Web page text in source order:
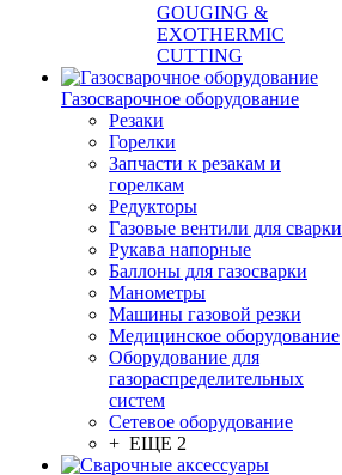
GOUGING &
EXOTHERMIC
CUTTING
Газосварочное оборудование
Резаки
Горелки
Запчасти к резакам и
горелкам
Редукторы
Газовые вентили для сварки
Рукава напорные
Баллоны для газосварки
Манометры
Машины газовой резки
Медицинское оборудование
Оборудование для
газораспределительных
систем
Сетевое оборудование
+ ЕЩЕ 2